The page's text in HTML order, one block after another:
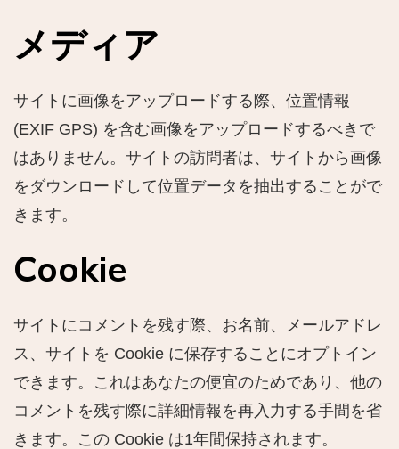
メディア
サイトに画像をアップロードする際、位置情報
(EXIF GPS) を含む画像をアップロードするべきで
はありません。サイトの訪問者は、サイトから画像
をダウンロードして位置データを抽出することがで
きます。
Cookie
サイトにコメントを残す際、お名前、メールアドレ
ス、サイトを Cookie に保存することにオプトイン
できます。これはあなたの便宜のためであり、他の
コメントを残す際に詳細情報を再入力する手間を省
きます。この Cookie は1年間保持されます。